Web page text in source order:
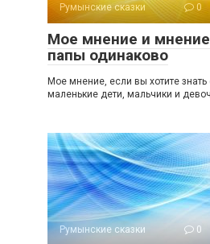
Румынские сказки 0
Мое мнение и
папы одинаково
Мое мнение, если вы хотите знать
маленькие дети, мальчики и
Румынские сказки 0